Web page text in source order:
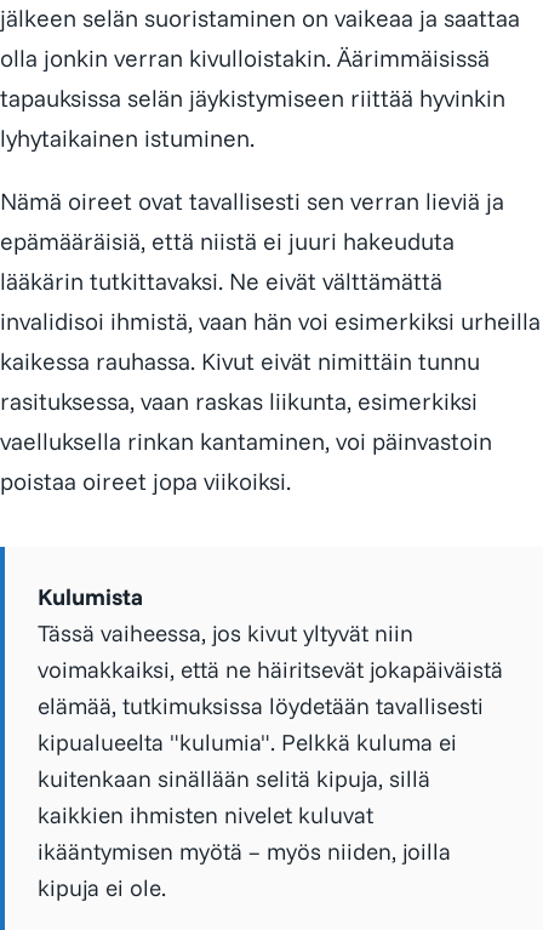
jälkeen selän suoristaminen on vaikeaa ja saattaa
olla jonkin verran kivulloistakin. Äärimmäisissä
tapauksissa selän jäykistymiseen riittää hyvinkin
lyhytaikainen istuminen.
Nämä oireet ovat tavallisesti sen verran lieviä ja
epämääräisiä, että niistä ei juuri hakeuduta
lääkärin tutkittavaksi. Ne eivät välttämättä
invalidisoi ihmistä, vaan hän voi esimerkiksi urheilla
kaikessa rauhassa. Kivut eivät nimittäin tunnu
rasituksessa, vaan raskas liikunta, esimerkiksi
vaelluksella rinkan kantaminen, voi päinvastoin
poistaa oireet jopa viikoiksi.
Kulumista
Tässä vaiheessa, jos kivut yltyvät niin
voimakkaiksi, että ne häiritsevät jokapäiväistä
elämää, tutkimuksissa löydetään tavallisesti
kipualueelta "kulumia". Pelkkä kuluma ei
kuitenkaan sinällään selitä kipuja, sillä
kaikkien ihmisten nivelet kuluvat
ikääntymisen myötä – myös niiden, joilla
kipuja ei ole.